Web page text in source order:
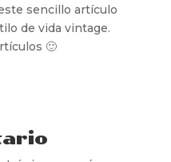
sencillo artículo
de vida vintage.
🙂